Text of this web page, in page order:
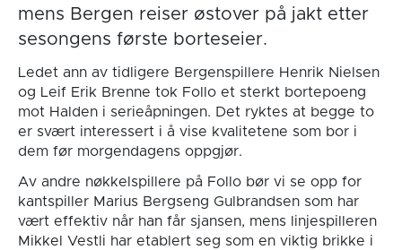
mens Bergen reiser østover på jakt etter
sesongens første borteseier.
Ledet ann av tidligere Bergenspillere Henrik Nielsen
og Leif Erik Brenne tok Follo et sterkt bortepoeng
mot Halden i serieåpningen. Det ryktes at begge to
er svært interessert i å vise kvalitetene som bor i
dem før morgendagens oppgjør.
Av andre nøkkelspillere på Follo bør vi se opp for
kantspiller Marius Bergseng Gulbrandsen som har
vært effektiv når han får sjansen, mens linjespilleren
Mikkel Vestli har etablert seg som en viktig brikke i